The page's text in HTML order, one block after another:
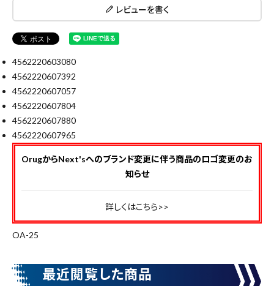
search
価格から探す
円 ～ 円
在庫のない商品を表示しない
レビューを書く
4562220603080
4562220607392
4562220607057
4562220607804
4562220607880
4562220607965
OrugからNext'sへのブランド変更に伴う商品のロゴ変更のお
知らせ
詳しくはこちら>>
OA-25
最近閲覧した商品